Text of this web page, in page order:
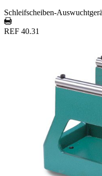
Schleifscheiben-
REF 40.31